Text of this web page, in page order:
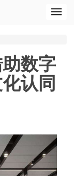
切
数字
认同